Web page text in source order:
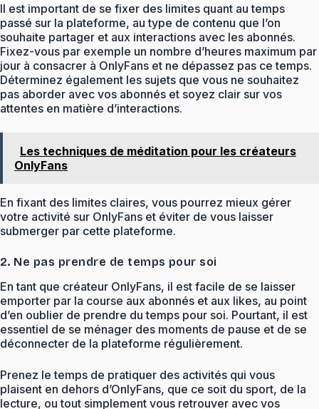
Il est important de se fixer des limites quant au temps
passé sur la plateforme, au type de contenu que l’on
souhaite partager et aux interactions avec les abonnés.
Fixez-vous par exemple un nombre d’heures maximum par
jour à consacrer à OnlyFans et ne dépassez pas ce temps.
Déterminez également les sujets que vous ne souhaitez
pas aborder avec vos abonnés et soyez clair sur vos
attentes en matière d’interactions.
Les techniques de méditation pour les créateurs
OnlyFans
En fixant des limites claires, vous pourrez mieux gérer
votre activité sur OnlyFans et éviter de vous laisser
submerger par cette plateforme.
2. Ne pas prendre de temps pour soi
En tant que créateur OnlyFans, il est facile de se laisser
emporter par la course aux abonnés et aux likes, au point
d’en oublier de prendre du temps pour soi. Pourtant, il est
essentiel de se ménager des moments de pause et de se
déconnecter de la plateforme régulièrement.
Prenez le temps de pratiquer des activités qui vous
plaisent en dehors d’OnlyFans, que ce soit du sport, de la
lecture, ou tout simplement vous retrouver avec vos